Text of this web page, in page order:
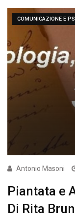
COMUNICAZIONE E
Antonio Masoni
Piantata e
Di Rita